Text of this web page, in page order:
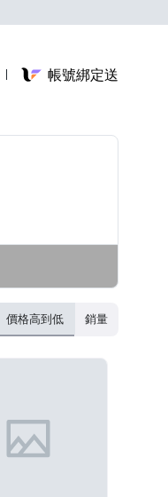
帳號綁定送
價格高到低 銷量